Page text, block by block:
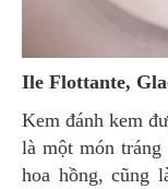
Ile Flottante,
Kem đánh kem được làm từ lòng trắng trứng đánh. Đây
là một món
hoa hồng, cũng